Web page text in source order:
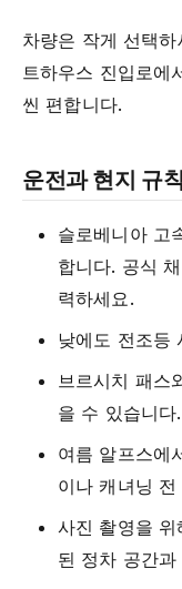
차량은 작게 선택
트하우스 진입로에
씬 편합니다.
운전과 현지 규칙
슬로베니아 고
합니다. 공식
력하세요.
낮에도 전조등
브르시치 패스
을 수 있습니다.
여름 알프스에
이나 캐녀닝
사진 촬영을
된 정차 공간